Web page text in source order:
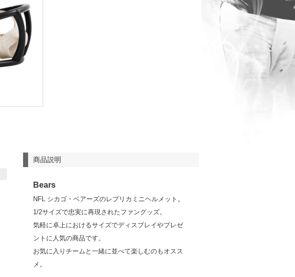
商品説明
Bears
NFL シカゴ・ベアーズのレプリカミニヘルメット。
1/2サイズで忠実に再現されたファングッズ。
気軽に卓上におけるサイズでディスプレイやプレゼ
ントに人気の商品です。
お気に入りチームと一緒に並べて楽しむのもオスス
メ。